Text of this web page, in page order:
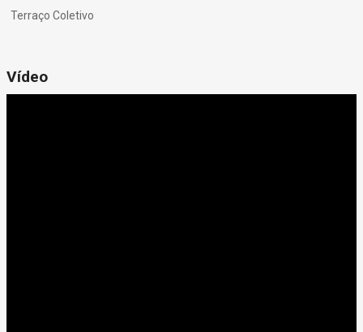
Terraço Coletivo
Vídeo